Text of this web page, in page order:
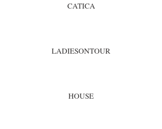
CATICA
LADIESONTOUR
HOUSE